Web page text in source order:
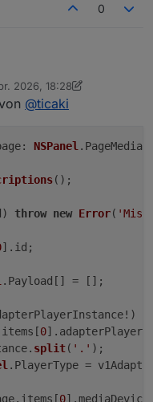
0
bitte mal hier die
reinwerfen. Dann kann
2026, 18:28
SmartStuffCoyote
@ticaki
: NSPanel. PageMedia
();
) throw new Error(
]. id ;
. Payload [] = [];
!)
items [0].
split( '.' );
. PlayerType =
items [0]. mediaDevice